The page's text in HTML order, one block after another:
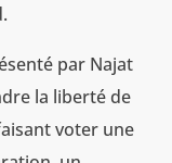
par Najat
la liberté de
voter une